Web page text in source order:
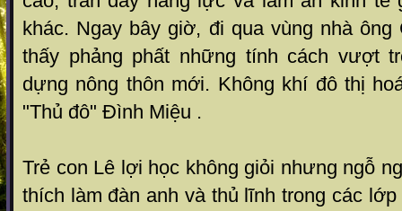
khác. Ngay bây giờ, đi qua vùng nhà
thấy phảng phất những tính cách vượt
dựng nông thôn mới. Không khí đô thị
"Thủ đô" Đình Miệu .
Trẻ con Lê lợi học không giỏi nhưng ngỗ
thích làm đàn anh và thủ lĩnh trong các